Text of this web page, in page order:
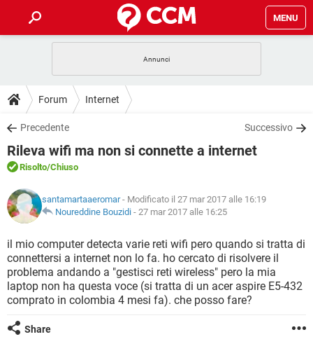
MENU
INTRATTENIMENTO
iOS
INSTAGRAM WHATSAPP
TIKTOK
HARDWARE
GUIDE
COVID-19
iOS
INSTAGRAM
TIKTOK FACEBOOK
DOWNLOAD
COVID-19 GAMING
INTRATTENIMENTO
iOS WINDOWS 10
INSTAGRAM
TIKTOK FACEBOOK
HARDWARE
FORUM
COVID-19
INTRATTENIMENTO ANDROID
INSTAGRAM WHATSAPP
TIKTOK FACEBOOK
HARDWARE
GLOSSARIO
COVID-19
INTRATTENIMENTO ANDROID
iOS WINDOWS 10
INSTAGRAM WHATSAPP
Forum Internet
Precedente Successivo
Rileva wifi ma non si connette a internet
Risolto/Chiuso
santamartaaeromar- Modificato il 27 mar 2017 alle 16:19
Noureddine Bouzidi - 27 mar 2017 alle 16:25
il mio computer detecta varie reti wifi pero quando si tratta di
connettersi a internet non lo fa. ho cercato di risolvere il
problema andando a "gestisci reti wireless" pero la mia
laptop non ha questa voce (si tratta di un acer aspire E5-432
comprato in colombia 4 mesi fa). che posso fare?
Share